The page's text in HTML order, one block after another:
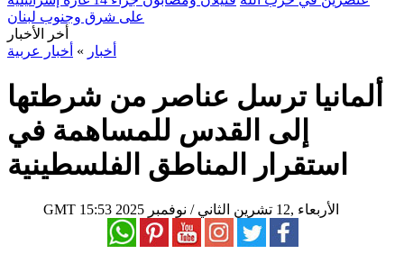
على شرق وجنوب لبنان
أخر الأخبار
أخبار » أخبار عربية
ألمانيا ترسل عناصر من شرطتها
إلى القدس للمساهمة في
استقرار المناطق الفلسطينية
GMT 15:53 2025 الأربعاء ,12 تشرين الثاني / نوفمبر